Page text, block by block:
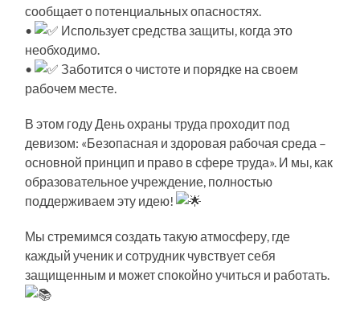
сообщает о потенциальных опасностях.
•
Использует средства защиты, когда это
необходимо.
•
Заботится о чистоте и порядке на своем
рабочем месте.
В этом году День охраны труда проходит под
девизом: «Безопасная и здоровая рабочая среда –
основной принцип и право в сфере труда». И мы, как
образовательное учреждение, полностью
поддерживаем эту идею!
Мы стремимся создать такую атмосферу, где
каждый ученик и сотрудник чувствует себя
защищенным и может спокойно учиться и работать.